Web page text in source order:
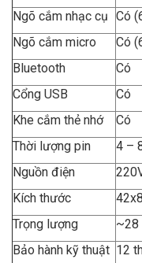
Ngõ cắm nhạc cụ Có
Ngõ cắm micro
Có
Bluetooth
Có
Cổng USB
Có
Khe cắm thẻ nhớ
Có
Thời lượng pin
4 –
Nguồn điện
Kích thước
Trọng lượng
~28
Bảo hành kỹ thuật 12